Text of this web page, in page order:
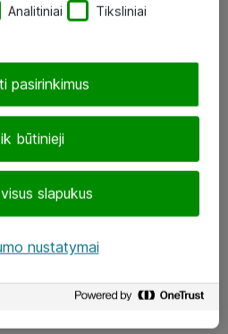
Analitiniai Tiksliniai
būtinieji
slapukus
pasirinkimus
nustatymai